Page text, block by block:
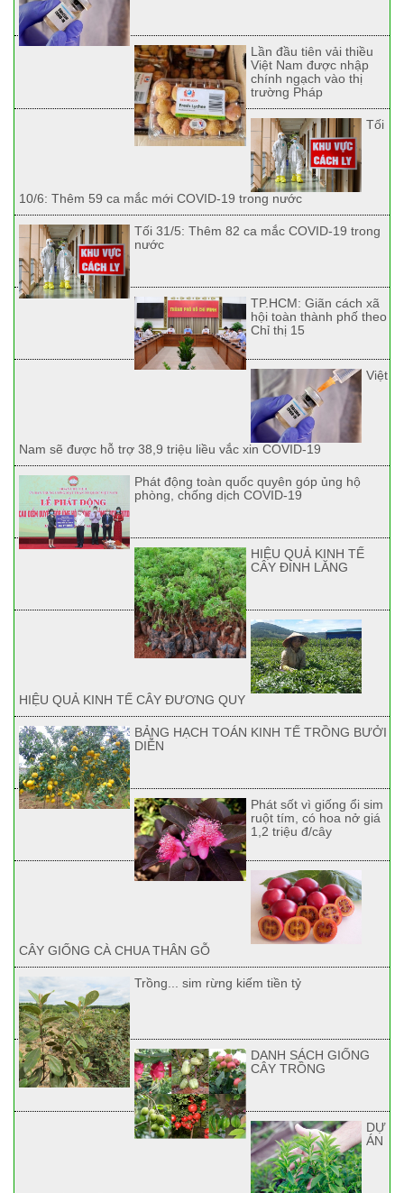
Lần đầu tiên vải thiều
Việt Nam được nhập
chính ngạch vào thị
trường Pháp
Tối
10/6: Thêm 59 ca mắc mới COVID-19 trong nước
Tối 31/5: Thêm 82 ca mắc COVID-19 trong
nước
TP.HCM: Giãn cách xã
hội toàn thành phố theo
Chỉ thị 15
Việt
Nam sẽ được hỗ trợ 38,9 triệu liều vắc xin COVID-19
Phát động toàn quốc quyên góp ủng hộ
phòng, chống dịch COVID-19
HIỆU QUẢ KINH TẾ
CÂY ĐINH LĂNG
HIỆU QUẢ KINH TẾ CÂY ĐƯƠNG QUY
BẢNG HẠCH TOÁN KINH TẾ TRỒNG BƯỞI
DIỄN
Phát sốt vì giống ổi sim
ruột tím, có hoa nở giá
1,2 triệu đ/cây
CÂY GIỐNG CÀ CHUA THÂN GỖ
Trồng... sim rừng kiếm tiền tỷ
DANH SÁCH GIỐNG
CÂY TRỒNG
DỰ
ÁN